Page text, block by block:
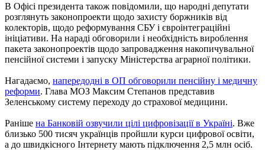
В Офісі президента також повідомили, що народні депутати
розглянуть законопроекти щодо захисту боржників від
колекторів, щодо реформування СБУ і євроінтеграційні
ініціативи. На нараді обговорили і необхідність вироблення
пакета законопроектів щодо запровадження накопичувальної
пенсійної системи і запуску Міністерства аграрної політики.
Нагадаємо, напередодні в ОП обговорили пенсійну і медичну
реформи. Глава МОЗ Максим Степанов представив
Зеленському систему переходу до страхової медицини.
Раніше на Банковій озвучили цілі цифровізації в Україні. Вже
близько 500 тисяч українців пройшли курси цифрової освіти,
а до швидкісного Інтернету мають підключення 2,5 млн осіб.